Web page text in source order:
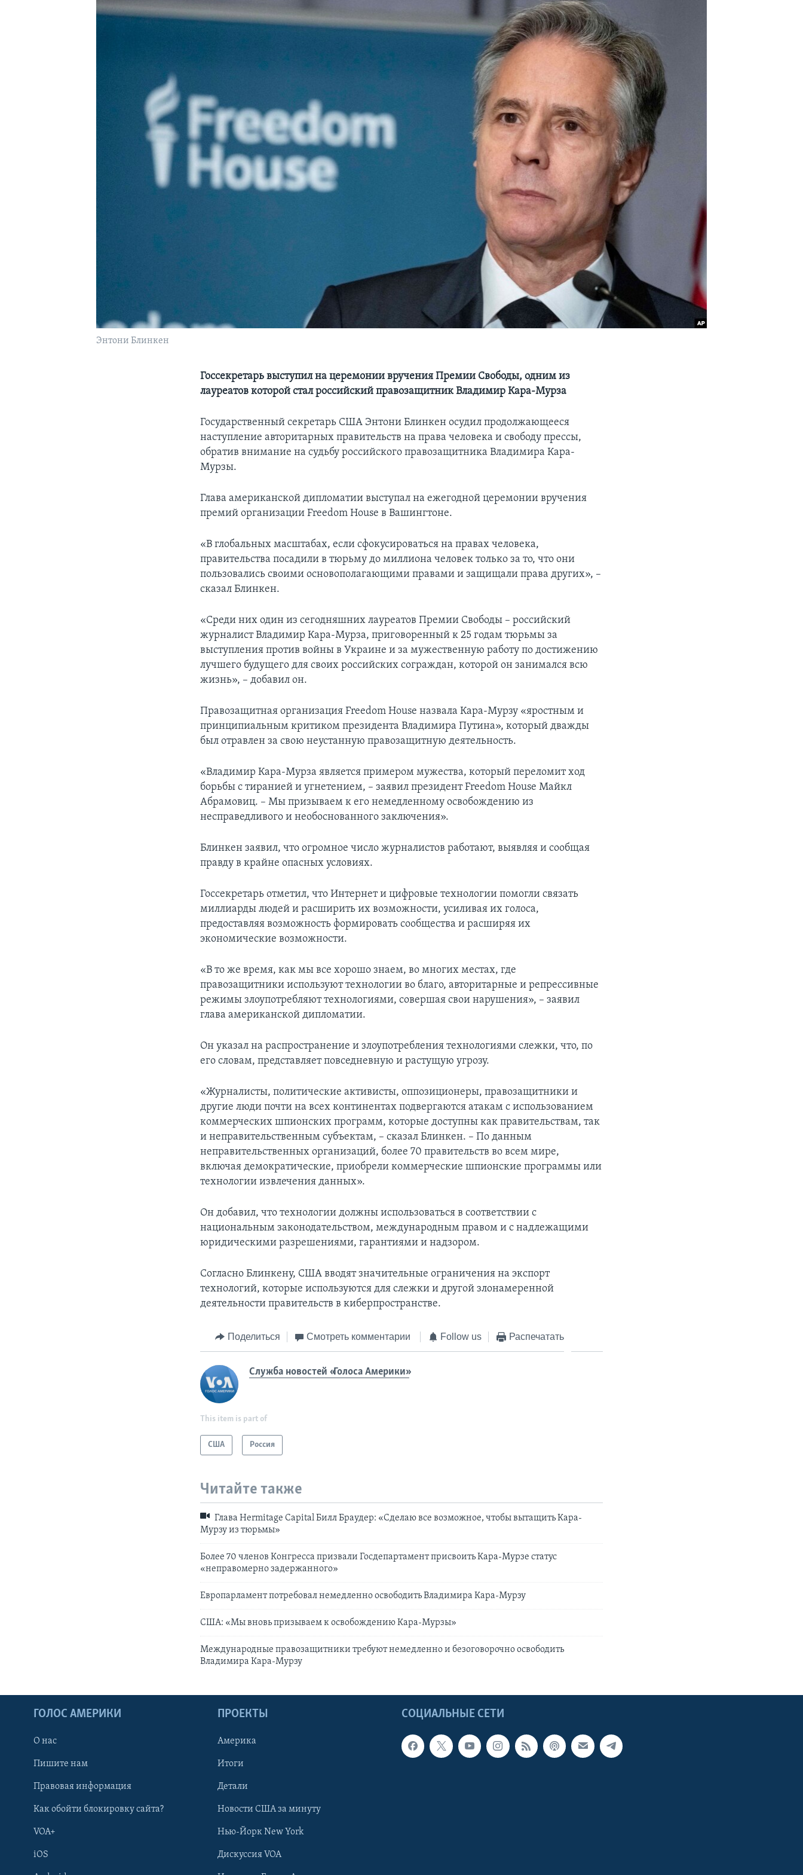
Энтони Блинкен
Госсекретарь выступил на церемонии вручения Премии Свободы, одним из
лауреатов которой стал российский правозащитник Владимир Кара-Мурза
Государственный секретарь США Энтони Блинкен осудил продолжающееся
наступление авторитарных правительств на права человека и свободу прессы,
обратив внимание на судьбу российского правозащитника Владимира Кара-
Мурзы.
Глава американской дипломатии выступал на ежегодной церемонии вручения
премий организации Freedom House в Вашингтоне.
«В глобальных масштабах, если сфокусироваться на правах человека,
правительства посадили в тюрьму до миллиона человек только за то, что они
пользовались своими основополагающими правами и защищали права других», –
сказал Блинкен.
«Среди них один из сегодняшних лауреатов Премии Свободы – российский
журналист Владимир Кара-Мурза, приговоренный к 25 годам тюрьмы за
выступления против войны в Украине и за мужественную работу по достижению
лучшего будущего для своих российских сограждан, которой он занимался всю
жизнь», – добавил он.
Правозащитная организация Freedom House назвала Кара-Мурзу «яростным и
принципиальным критиком президента Владимира Путина», который дважды
был отравлен за свою неустанную правозащитную деятельность.
«Владимир Кара-Мурза является примером мужества, который переломит ход
борьбы с тиранией и угнетением, – заявил президент Freedom House Майкл
Абрамовиц. – Мы призываем к его немедленному освобождению из
несправедливого и необоснованного заключения».
Блинкен заявил, что огромное число журналистов работают, выявляя и сообщая
правду в крайне опасных условиях.
Госсекретарь отметил, что Интернет и цифровые технологии помогли связать
миллиарды людей и расширить их возможности, усиливая их голоса,
предоставляя возможность формировать сообщества и расширяя их
экономические возможности.
«В то же время, как мы все хорошо знаем, во многих местах, где
правозащитники используют технологии во благо, авторитарные и репрессивные
режимы злоупотребляют технологиями, совершая свои нарушения», – заявил
глава американской дипломатии.
Он указал на распространение и злоупотребления технологиями слежки, что, по
его словам, представляет повседневную и растущую угрозу.
«Журналисты, политические активисты, оппозиционеры, правозащитники и
другие люди почти на всех континентах подвергаются атакам с использованием
коммерческих шпионских программ, которые доступны как правительствам, так
и неправительственным субъектам, – сказал Блинкен. – По данным
неправительственных организаций, более 70 правительств во всем мире,
включая демократические, приобрели коммерческие шпионские программы или
технологии извлечения данных».
Он добавил, что технологии должны использоваться в соответствии с
национальным законодательством, международным правом и с надлежащими
юридическими разрешениями, гарантиями и надзором.
Согласно Блинкену, США вводят значительные ограничения на экспорт
технологий, которые используются для слежки и другой злонамеренной
деятельности правительств в киберпространстве.
Поделиться Смотреть комментарии Follow us Распечатать
Служба новостей «Голоса Америки»
This item is part of
США Россия
Читайте также
Глава Hermitage Capital Билл Браудер: «Сделаю все возможное, чтобы вытащить Кара-
Мурзу из тюрьмы»
Более 70 членов Конгресса призвали Госдепартамент присвоить Кара-Мурзе статус
«неправомерно задержанного»
Европарламент потребовал немедленно освободить Владимира Кара-Мурзу
США: «Мы вновь призываем к освобождению Кара-Мурзы»
Международные правозащитники требуют немедленно и безоговорочно освободить
Владимира Кара-Мурзу
СОЦИАЛЬНЫЕ СЕТИ
ГОЛОС АМЕРИКИ
О нас
Пишите нам
Правовая информация
Как обойти блокировку сайта?
VOA+
iOS
ПРОЕКТЫ
Америка
Итоги
Детали
Новости США за минуту
Нью-Йорк New York
Дискуссия VOA